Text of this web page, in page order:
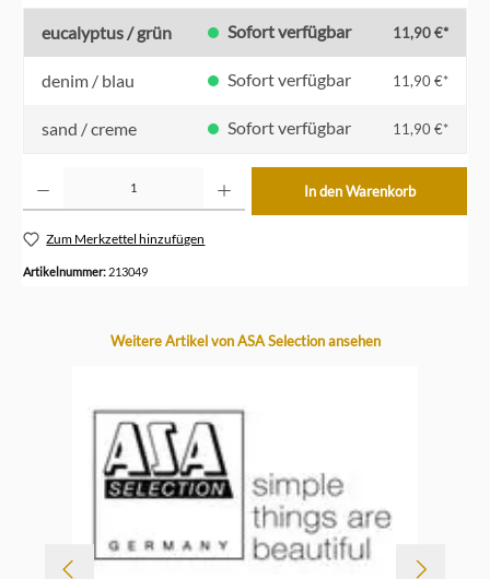
eucalyptus / grün Sofort verfügbar 11,90 €*
denim / blau Sofort verfügbar 11,90 €*
sand / creme Sofort verfügbar 11,90 €*
In den Warenkorb
Zum Merkzettel hinzufügen
Artikelnummer: 213049
Produktgalerie überspringen
Weitere Artikel von ASA Selection ansehen